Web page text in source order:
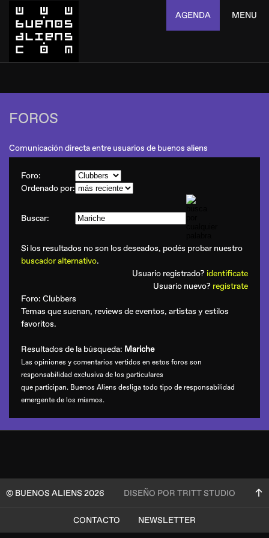
AGENDA MENU
FOROS
Comunicación directa entre usuarios de buenos aliens
Foro:
Ordenado por:
Buscar:
Si los resultados no son los deseados, podés probar nuestro
buscador alternativo.
Usuario registrado? identificate
Usuario nuevo? registrate
Foro: Clubbers
Temas que suenan, reviews de eventos, artistas y estilos
favoritos.
Resultados de la búsqueda: Mariche
Las opiniones y comentarios vertidos en estos foros son
responsabilidad exclusiva de los particulares
que participan. Buenos Aliens desliga todo tipo de responsabilidad
emergente de los mismos.
© BUENOS ALIENS 2026 DISEÑO POR TRITT STUDIO
CONTACTO
NEWSLETTER